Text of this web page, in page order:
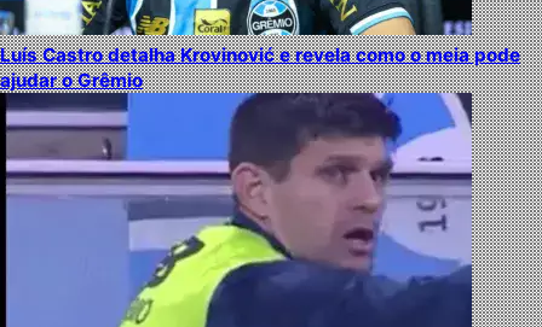
Luís Castro detalha Krovinović e revela como o meia pode
ajudar o Grêmio